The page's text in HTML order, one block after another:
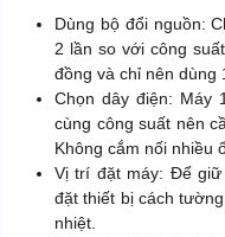
Dùng bộ đổi nguồn:
2 lần so với công
đồng và chỉ nên dùng
Chọn dây điện: Máy
cùng công suất nên
Không cắm nối nhiều
Vị trí đặt máy: Để
đặt thiết bị cách
nhiệt.